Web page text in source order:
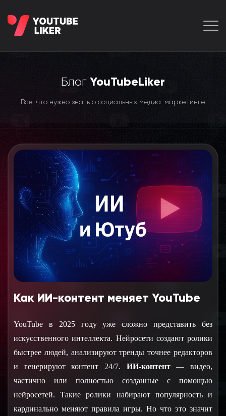
Блог YouTubeLiker
Всё, что нужно знать о социальных медиа-маркетинге
Как ИИ-контент меняет YouTube
YouTube в 2025 году уже сложно представить без
искусственного интеллекта. Нейросети создают ролики
быстрее людей, анализируют тренды точнее редакторов
и генерируют контент 24/7. ИИ-контент — видео,
частично или полностью созданные с помощью
нейросетей. Такие ролики набирают популярность и
кардинально меняют правила игры. Но что это значит